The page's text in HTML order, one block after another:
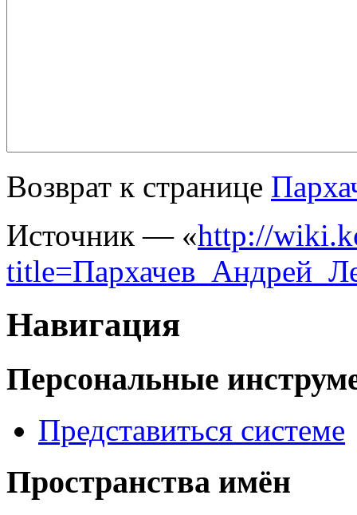
Возврат к странице
Источник — «http://
Навигация
Персональные
Представиться системе
Пространства имён